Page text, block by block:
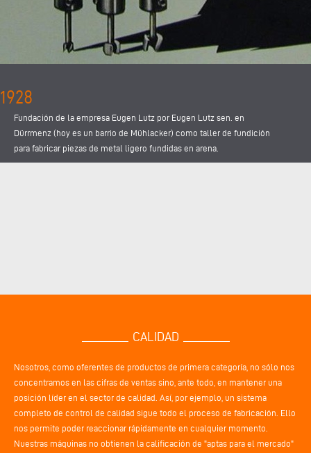
1928
Fundación de la empresa Eugen Lutz por Eugen Lutz sen. en
Dürrmenz (hoy es un barrio de Mühlacker) como taller de fundición
para fabricar piezas de metal ligero fundidas en arena.
CALIDAD
Nosotros, como oferentes de productos de primera categoría, no sólo nos
concentramos en las cifras de ventas sino, ante todo, en mantener una
posición líder en el sector de calidad. Así, por ejemplo, un sistema
completo de control de calidad sigue todo el proceso de fabricación. Ello
nos permite poder reaccionar rápidamente en cualquier momento.
Nuestras máquinas no obtienen la calificación de "aptas para el mercado"